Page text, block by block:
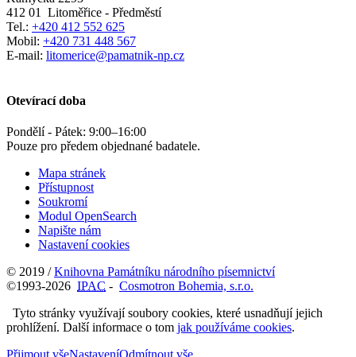
412 01
Litoměřice - Předměstí
Tel.: +420 412 552 625
Mobil: +420 731 448 567
E-mail: litomerice@pamatnik-np.cz
Otevírací doba
Pondělí - Pátek: 9:00–16:00
Pouze pro předem objednané badatele.
Mapa stránek
Přístupnost
Soukromí
Modul OpenSearch
Napište nám
Nastavení cookies
© 2019 /Knihovna Památníku národního písemnictví
©1993-2026 IPAC - Cosmotron Bohemia, s.r.o.
Tyto stránky využívají soubory cookies, které usnadňují jejich
prohlížení. Další informace o tom jak používáme cookies.